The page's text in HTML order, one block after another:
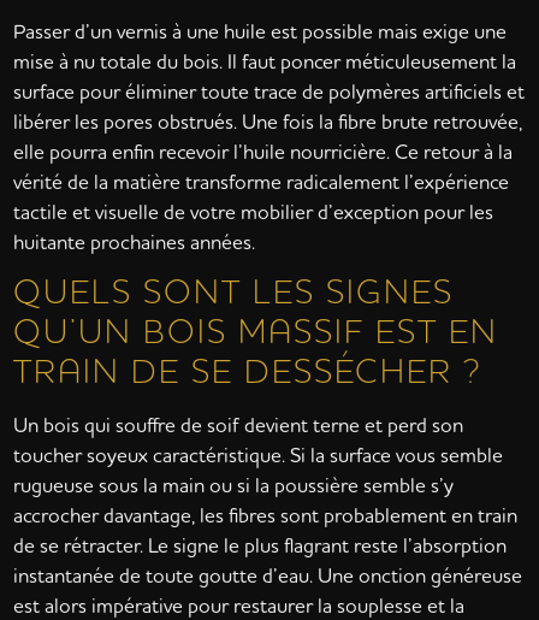
Passer d’un vernis à une huile est possible mais exige une
mise à nu totale du bois. Il faut poncer méticuleusement la
surface pour éliminer toute trace de polymères artificiels et
libérer les pores obstrués. Une fois la fibre brute retrouvée,
elle pourra enfin recevoir l’huile nourricière. Ce retour à la
vérité de la matière transforme radicalement l’expérience
tactile et visuelle de votre mobilier d’exception pour les
huitante prochaines années.
QUELS SONT LES SIGNES
QU’UN BOIS MASSIF EST EN
TRAIN DE SE DESSÉCHER ?
Un bois qui souffre de soif devient terne et perd son
toucher soyeux caractéristique. Si la surface vous semble
rugueuse sous la main ou si la poussière semble s’y
accrocher davantage, les fibres sont probablement en train
de se rétracter. Le signe le plus flagrant reste l’absorption
instantanée de toute goutte d’eau. Une onction généreuse
est alors impérative pour restaurer la souplesse et la